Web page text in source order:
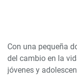
Con una pequeña
del cambio en la
jóvenes y